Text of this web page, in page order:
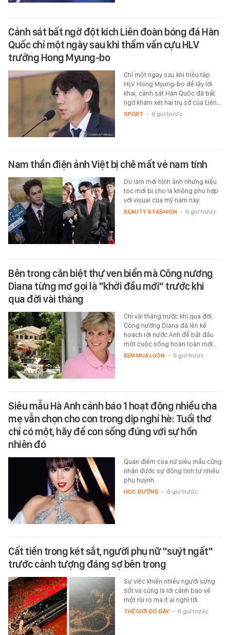
Cảnh sát bất ngờ đột kích Liên đoàn bóng đá Hàn
Quốc chỉ một ngày sau khi thẩm vấn cựu HLV
trưởng Hong Myung-bo
Chỉ một ngày sau khi triệu tập
HLV Hong Myung-bo để lấy lời
khai, cảnh sát Hàn Quốc đã bất
ngờ khám xét hai trụ sở của Liên…
SPORT - 6 giờ trước
Nam thần điện ảnh Việt bị chê mất vẻ nam tính
Dù làm mới hình ảnh nhưng kiểu
tóc mới bị cho là không phù hợp
với visual của mỹ nam này.
BEAUTY & FASHION - 6 giờ trước
Bên trong căn biệt thự ven biển mà Công nương
Diana từng mơ gọi là "khởi đầu mới" trước khi
qua đời vài tháng
Chỉ vài tháng trước khi qua đời,
Công nương Diana đã lên kế
hoạch rời nước Anh để bắt đầu
một cuộc sống hoàn toàn mới…
XEM MUA LUÔN - 6 giờ trước
Siêu mẫu Hà Anh cảnh báo 1 hoạt động nhiều cha
mẹ vẫn chọn cho con trong dịp nghỉ hè: Tuổi thơ
chỉ có một, hãy để con sống đúng với sự hồn
nhiên đó
Quan điểm của nữ siêu mẫu cũng
nhận được sự đồng tình từ nhiều
phụ huynh.
HỌC ĐƯỜNG - 6 giờ trước
Cất tiền trong két sắt, người phụ nữ "suýt ngất"
trước cảnh tượng đáng sợ bên trong
Sự việc khiến nhiều người sửng
sốt và cũng là lời cảnh báo về
một rủi ro mà ít ai nghĩ tới.
THẾ GIỚI ĐÓ ĐÂY - 6 giờ trước